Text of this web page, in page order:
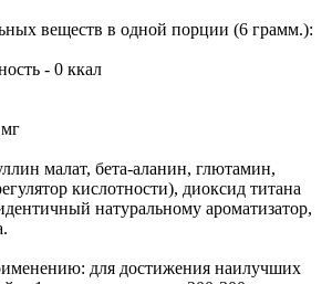
веществ в одной порции (6 грамм.):
- 0 ккал
малат, бета-аланин, глютамин,
кислотности), диоксид титана
натуральному ароматизатор,
для достижения наилучших